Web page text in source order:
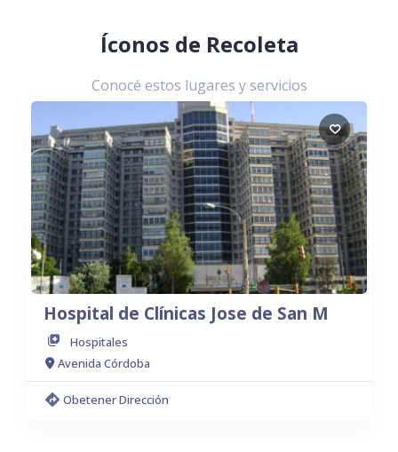
Íconos de Recoleta
Conocé estos lugares y servicios
Hospital de Clínicas Jose de San M
Hospitales
Avenida Córdoba
Obetener Dirección